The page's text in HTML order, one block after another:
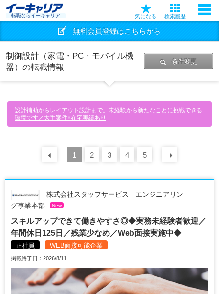
転職ならイーキャリア 気になる 検索履歴
無料会員登録はこちらから
制御設計（家電・PC・モバイル機
器）の転職情報
条件変更
設計補助からレイアウト設計まで。未経験から新たなことに挑戦できる
環境です／大手案件×在宅実績あり
前の 30
1 2 3 4 5
株式会社スタッフサービス エンジニアリン
グ事業本部
New
スキルアップできて働きやすさ◎◆実務未経験者歓迎／
年間休日125日／残業少なめ／Web面接実施中◆
正社員 WEB面接可能企業
掲載終了日：2026/8/11